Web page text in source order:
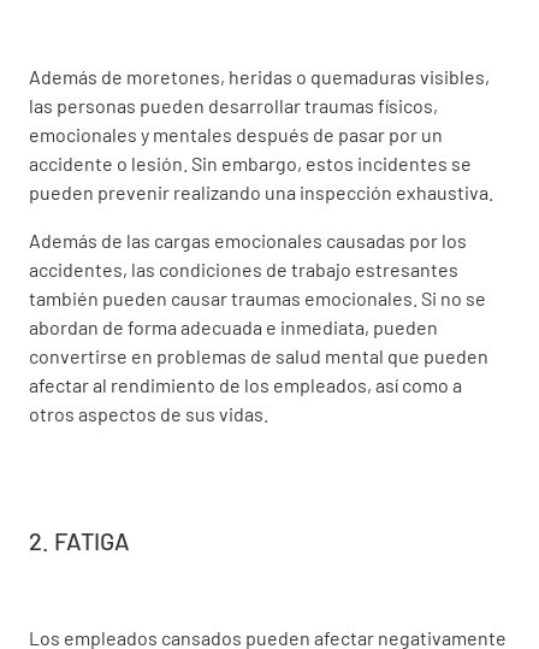
Además de moretones, heridas o quemaduras visibles,
las personas pueden desarrollar traumas físicos,
emocionales y mentales después de pasar por un
accidente o lesión. Sin embargo, estos incidentes se
pueden prevenir realizando una inspección exhaustiva.
Además de las cargas emocionales causadas por los
accidentes, las condiciones de trabajo estresantes
también pueden causar traumas emocionales. Si no se
abordan de forma adecuada e inmediata, pueden
convertirse en problemas de salud mental que pueden
afectar al rendimiento de los empleados, así como a
otros aspectos de sus vidas.
2. FATIGA
Los empleados cansados pueden afectar negativamente